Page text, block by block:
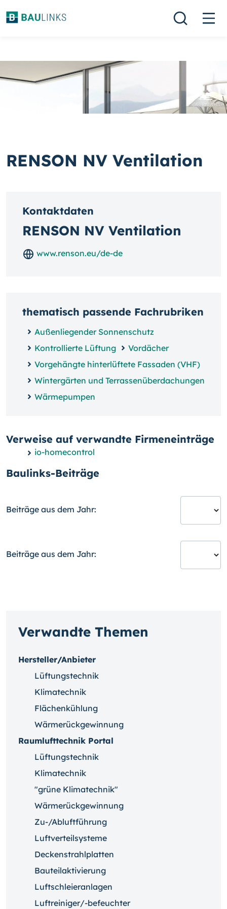
RENSON NV Ventilation
Kontaktdaten
RENSON NV Ventilation
www.renson.eu/de-de
thematisch passende Fachrubriken
Außenliegender Sonnenschutz
Kontrollierte Lüftung
Vordächer
Vorgehängte hinterlüftete Fassaden (VHF)
Wintergärten und Terrassenüberdachungen
Wärmepumpen
Verweise auf verwandte Firmeneinträge
io-homecontrol
Baulinks-Beiträge
Beiträge aus dem Jahr:
Beiträge aus dem Jahr:
Verwandte Themen
Hersteller/Anbieter
Lüftungstechnik
Klimatechnik
Flächenkühlung
Wärmerückgewinnung
Raumlufttechnik Portal
Lüftungstechnik
Klimatechnik
"grüne Klimatechnik"
Wärmerückgewinnung
Zu-/Abluftführung
Luftverteilsysteme
Deckenstrahlplatten
Bauteilaktivierung
Luftschleieranlagen
Luftreiniger/-befeuchter